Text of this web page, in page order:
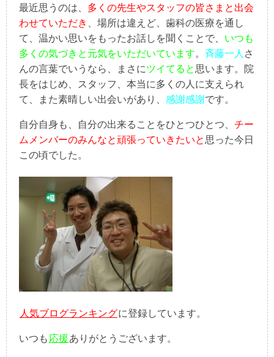
最近思うのは、 多くの先生やスタッフの皆さまと出会
わせていただき
、場所は違えど、歯科の医療を通し
て、温かい思いをもったお話しを聞くことで、 いつも
多くの気づきと元気をいただいています。 斉藤一人 さ
んの言葉でいうなら、まさにツイてると 思います。院
長をはじめ、スタッフ、本当に多くの人に支えられ
て、また素晴しい出会いがあり、 感謝感謝です。
自分自身も、自分の出来ることをひとつひとつ、 チー
ムメンバーのみんなと頑張っていきたいと 思った今日
この頃でした。
人気ブログランキングに登録しています。
いつも 応援ありがとうございます。